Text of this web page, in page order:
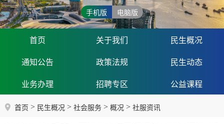
手机版 电脑版
首页 关于我们 民生概况
通知公告 政策法规 民生动态
业务办理 招聘专区 公益课程
首页 > 民生概况 > 社会服务 > 概况 > 社服资讯